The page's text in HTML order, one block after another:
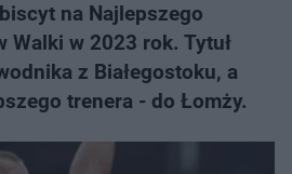
na Najlepszego
Walki w 2023 rok. Tytuł
z Białegostoku, a
trenera - do Łomży.